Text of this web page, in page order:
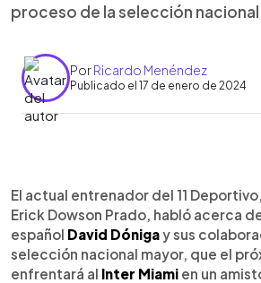
proceso de la selección
PorRicardo Menéndez
Publicado el 17 de enero de 2024
► Escuchar artículo
El actual entrenador del 11
Erick Dowson Prado, habló acerca
español David Dónigay sus
selección nacional mayor, que el
enfrentará al Inter Miami en un